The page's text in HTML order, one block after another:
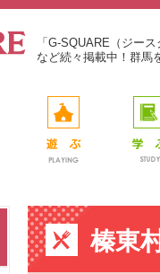
「G-SQUARE（ジー
など続々掲載中！群馬
榛東